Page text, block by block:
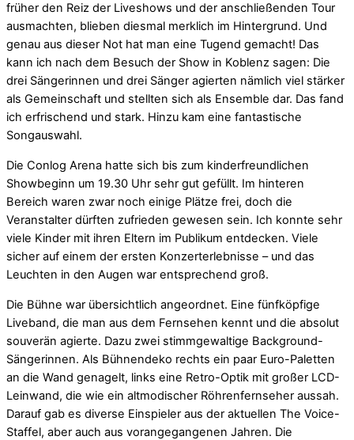
früher den Reiz der Liveshows und der anschließenden Tour
ausmachten, blieben diesmal merklich im Hintergrund. Und
genau aus dieser Not hat man eine Tugend gemacht! Das
kann ich nach dem Besuch der Show in Koblenz sagen: Die
drei Sängerinnen und drei Sänger agierten nämlich viel stärker
als Gemeinschaft und stellten sich als Ensemble dar. Das fand
ich erfrischend und stark. Hinzu kam eine fantastische
Songauswahl.
Die Conlog Arena hatte sich bis zum kinderfreundlichen
Showbeginn um 19.30 Uhr sehr gut gefüllt. Im hinteren
Bereich waren zwar noch einige Plätze frei, doch die
Veranstalter dürften zufrieden gewesen sein. Ich konnte sehr
viele Kinder mit ihren Eltern im Publikum entdecken. Viele
sicher auf einem der ersten Konzerterlebnisse – und das
Leuchten in den Augen war entsprechend groß.
Die Bühne war übersichtlich angeordnet. Eine fünfköpfige
Liveband, die man aus dem Fernsehen kennt und die absolut
souverän agierte. Dazu zwei stimmgewaltige Background-
Sängerinnen. Als Bühnendeko rechts ein paar Euro-Paletten
an die Wand genagelt, links eine Retro-Optik mit großer LCD-
Leinwand, die wie ein altmodischer Röhrenfernseher aussah.
Darauf gab es diverse Einspieler aus der aktuellen The Voice-
Staffel, aber auch aus vorangegangenen Jahren. Die